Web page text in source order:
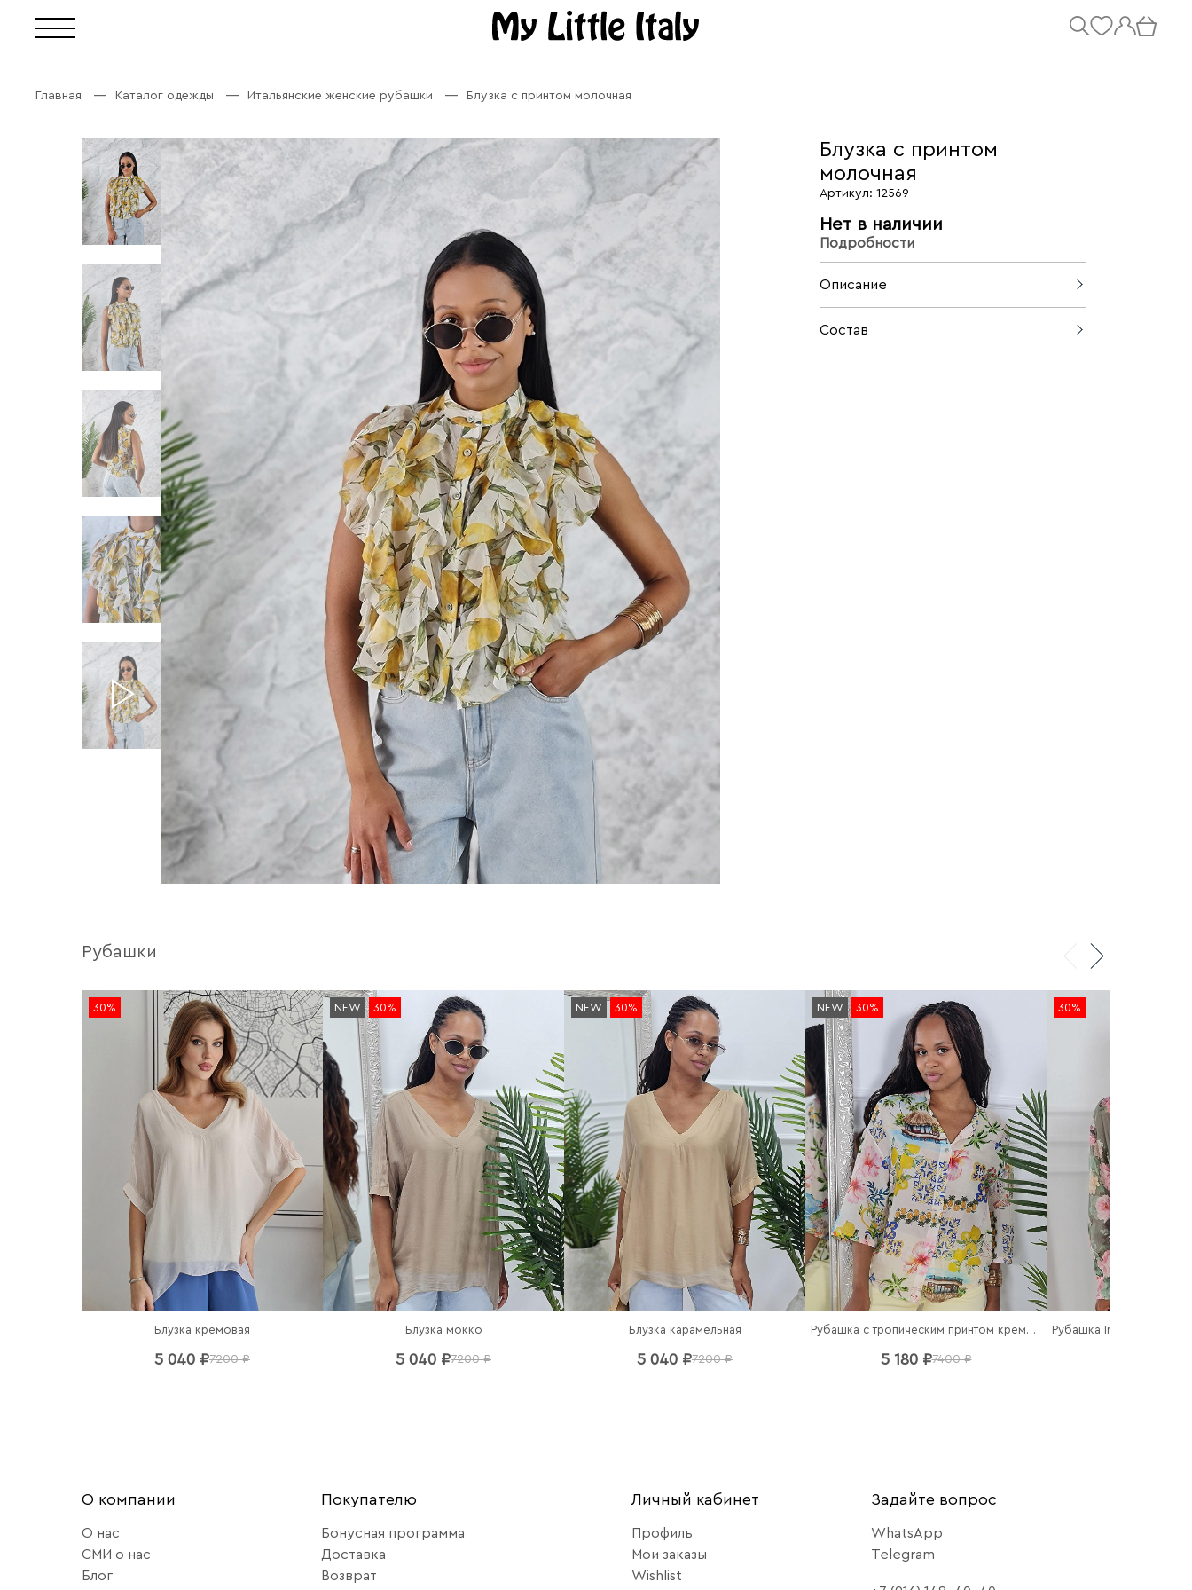
Главная Каталог одежды Итальянские женские рубашки Блузка с принтом молочная
Блузка с принтом
молочная
Артикул: 12569
Нет в наличии
Подробности
Описание
Легкая блузка без рукавов с
Состав
Рубашки
30%
Блузка кремовая
5 040 ₽7200 ₽
NEW 30%
Блузка мокко
5 040 ₽7200 ₽
NEW 30%
Блузка карамельная
5 040 ₽7200 ₽
NEW 30%
Рубашка с тропическим принтом кремовая
5 180 ₽7400 ₽
30%
О компании
О нас
СМИ о нас
Блог
Покупателю
Бонусная программа
Доставка
Возврат
Личный кабинет
Профиль
Мои заказы
Wishlist
Задайте вопрос
WhatsApp
Telegram